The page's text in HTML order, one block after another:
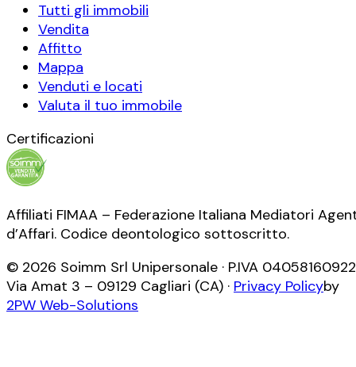
Tutti gli immobili
Vendita
Affitto
Mappa
Venduti e locati
Valuta il tuo immobile
Certificazioni
Affiliati FIMAA – Federazione Italiana Mediatori
d’Affari. Codice deontologico sottoscritto.
© 2026 Soimm Srl Unipersonale · P.IVA 04058160922
Via Amat 3 – 09129 Cagliari (CA) · Privacy Policyby
2PW Web-Solutions